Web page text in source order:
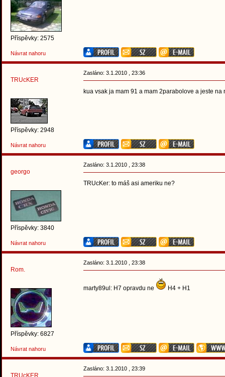
Příspěvky: 2575
Návrat nahoru
TRUcKER
Příspěvky: 2948
Zasláno: 3.1.2010 , 23:36
kua vsak ja mam 91 a mam 2parabolove a jeste
Návrat nahoru
georgo
Příspěvky: 3840
Zasláno: 3.1.2010 , 23:38
TRUcKer: to máš asi ameriku ne?
Návrat nahoru
Rom.
Příspěvky: 6827
Zasláno: 3.1.2010 , 23:38
marty89ul: H7 opravdu ne H4 + H1
Návrat nahoru
TRUcKER
Zasláno: 3.1.2010 , 23:39